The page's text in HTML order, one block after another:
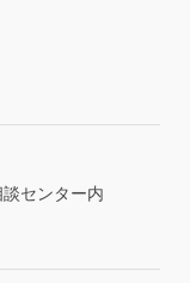
センター内